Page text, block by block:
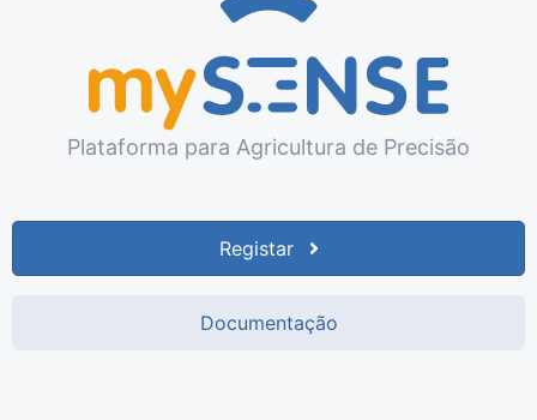
Plataforma para Agricultura de Precisão
Registar
Documentação